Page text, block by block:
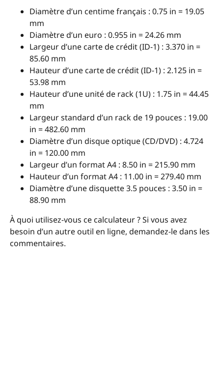
Diamètre d’un centime français : 0.75 in = 19.05
mm
Diamètre d’un euro : 0.955 in = 24.26 mm
Largeur d’une carte de crédit (ID-1) : 3.370 in =
85.60 mm
Hauteur d’une carte de crédit (ID-1) : 2.125 in =
53.98 mm
Hauteur d’une unité de rack (1U) : 1.75 in = 44.45
mm
Largeur standard d’un rack de 19 pouces : 19.00
in = 482.60 mm
Diamètre d’un disque optique (CD/DVD) : 4.724
in = 120.00 mm
Largeur d’un format A4 : 8.50 in = 215.90 mm
Hauteur d’un format A4 : 11.00 in = 279.40 mm
Diamètre d’une disquette 3.5 pouces : 3.50 in =
88.90 mm
À quoi utilisez-vous ce calculateur ? Si vous avez
besoin d’un autre outil en ligne, demandez-le dans les
commentaires.